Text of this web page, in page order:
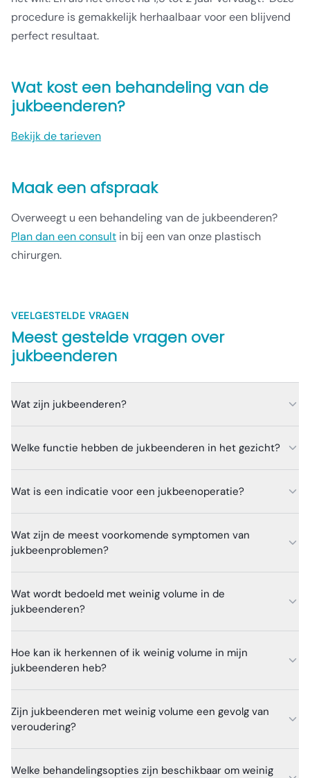
procedure is gemakkelijk herhaalbaar voor een blijvend
perfect resultaat.
Wat kost een behandeling van de
jukbeenderen?
Bekijk de tarieven
Maak een afspraak
Overweegt u een behandeling van de jukbeenderen?
Plan dan een consult in bij een van onze plastisch
chirurgen.
VEELGESTELDE VRAGEN
Meest gestelde vragen over
jukbeenderen
Wat zijn jukbeenderen?
Welke functie hebben de jukbeenderen in het gezicht?
Wat is een indicatie voor een jukbeenoperatie?
Wat zijn de meest voorkomende symptomen van
jukbeenproblemen?
Wat wordt bedoeld met weinig volume in de
jukbeenderen?
Hoe kan ik herkennen of ik weinig volume in mijn
jukbeenderen heb?
Zijn jukbeenderen met weinig volume een gevolg van
veroudering?
Welke behandelingsopties zijn beschikbaar om weinig